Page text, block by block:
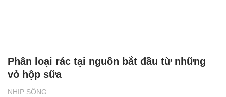
NHỊP SỐNG
Phân loại rác tại nguồn bắt đầu từ những
vỏ hộp sữa